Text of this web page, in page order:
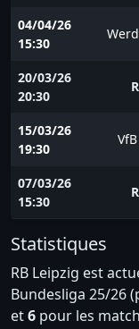
04/04/26
15:30
20/03/26
20:30
15/03/26
19:30
07/03/26
15:30
Statistiques
RB Leipzig est
Bundesliga 25/26
et6 pour les